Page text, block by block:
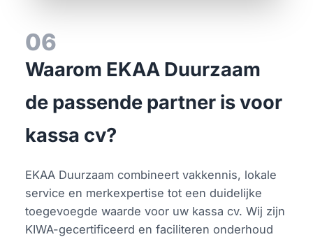
06
Waarom EKAA Duurzaam
de passende partner is voor
kassa cv?
EKAA Duurzaam combineert vakkennis, lokale
service en merkexpertise tot een duidelijke
toegevoegde waarde voor uw kassa cv. Wij zijn
KIWA-gecertificeerd en faciliteren onderhoud